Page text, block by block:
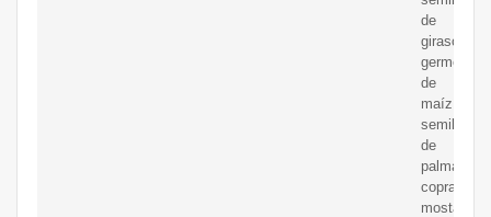
de
girasol,
germen
de
maíz,
semilla
de
palma,
copra,
mostaza,